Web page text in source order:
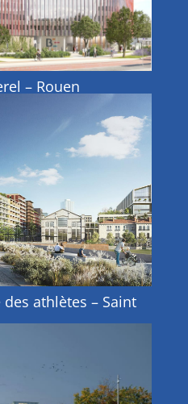
– Rouen
athlètes – Saint